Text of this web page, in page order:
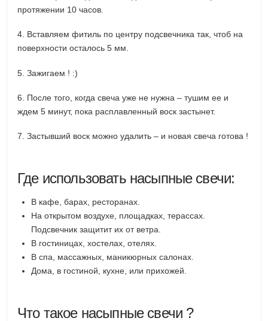
протяжении 10 часов.
4. Вставляем фитиль по центру подсвечника так, чтоб на
поверхности осталось 5 мм.
5. Зажигаем ! :)
6. После того, когда свеча уже не нужна – тушим ее и
ждем 5 минут, пока расплавленный воск застынет.
7. Застывший воск можно удалить – и новая свеча готова !
Где использовать насыпные свечи:
В кафе, барах, ресторанах.
На открытом воздухе, площадках, терассах.
Подсвечник защитит их от ветра.
В гостиницах, хостелах, отелях.
В спа, массажных, маникюрных салонах.
Дома, в гостиной, кухне, или прихожей.
Что такое насыпные свечи ?